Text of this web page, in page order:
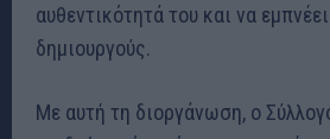
αυθεντικότητά του και να
δημιουργούς.
Με αυτή τη διοργάνωση, ο